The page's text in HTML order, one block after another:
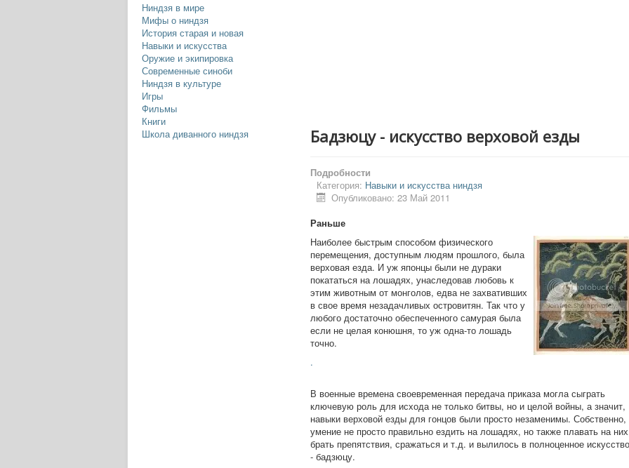
Ниндзя в мире
Мифы о ниндзя
История старая и новая
Навыки и искусства
Оружие и экипировка
Современные синоби
Ниндзя в культуре
Игры
Фильмы
Книги
Школа диванного ниндзя
Бадзюцу - искусство верховой езды
Подробности
Категория: Навыки и искусства ниндзя
Опубликовано: 23 Май 2011
Раньше
Наиболее быстрым способом физического
перемещения, доступным людям прошлого, была
верховая езда. И уж японцы были не дураки
покататься на лошадях, унаследовав любовь к
этим животным от монголов, едва не захвативших
в свое время незадачливых островитян. Так что у
любого достаточно обеспеченного самурая была
если не целая конюшня, то уж одна-то лошадь
точно.
.
В военные времена своевременная передача приказа могла сыграть
ключевую роль для исхода не только битвы, но и целой войны, а значит,
навыки верховой езды для гонцов были просто незаменимы. Собственно,
умение не просто правильно ездить на лошадях, но также плавать на
брать препятствия, сражаться и т.д. и вылилось в полноценное искусство
- бадзюцу.